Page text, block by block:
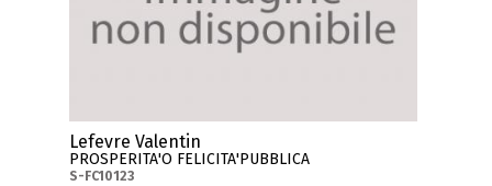
Lefevre Valentin
PROSPERITA'O FELICITA'PUBBLICA
S-FC10123